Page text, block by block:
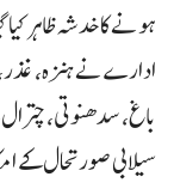
ہونے کا خدشہ ظاہر
ادارے نے ہنزہ، غذر،
باغ، سدھنوتی،
سیلابی صورتحال کے